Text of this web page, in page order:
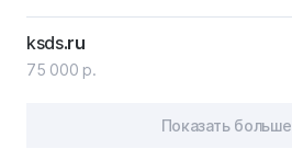
ksds.ru
75 000 р.
Показать больше